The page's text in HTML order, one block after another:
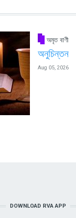
অমৃত বাণী
অনুচিন্তন
Aug 05, 2026
DOWNLOAD RVA APP